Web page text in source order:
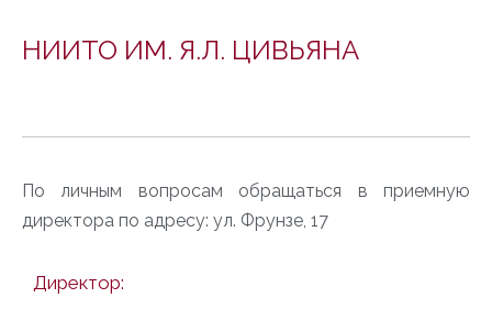
НИИТО ИМ. Я.Л. ЦИВЬЯНА
По личным вопросам обращаться в приемную
директора по адресу: ул. Фрунзе, 17
Директор: